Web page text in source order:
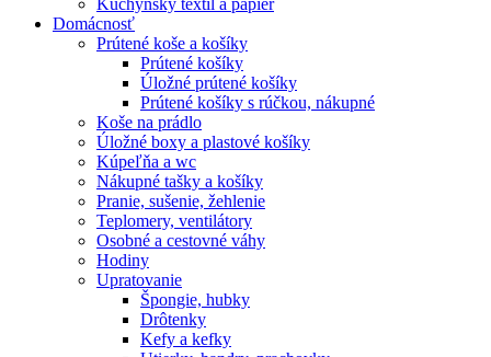
Kuchynský textil a papier
Domácnosť
Prútené koše a košíky
Prútené košíky
Úložné prútené košíky
Prútené košíky s rúčkou, nákupné
Koše na prádlo
Úložné boxy a plastové košíky
Kúpeľňa a wc
Nákupné tašky a košíky
Pranie, sušenie, žehlenie
Teplomery, ventilátory
Osobné a cestovné váhy
Hodiny
Upratovanie
Špongie, hubky
Drôtenky
Kefy a kefky